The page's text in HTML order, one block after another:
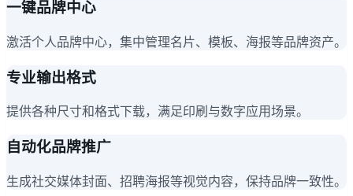
一键品牌中心
激活个人品牌中心，集中管理名片、模板、海报等品牌资产。
专业输出格式
提供各种尺寸和格式下载，满足印刷与数字应用场景。
自动化品牌推广
生成社交媒体封面、招聘海报等视觉内容，保持品牌一致性。